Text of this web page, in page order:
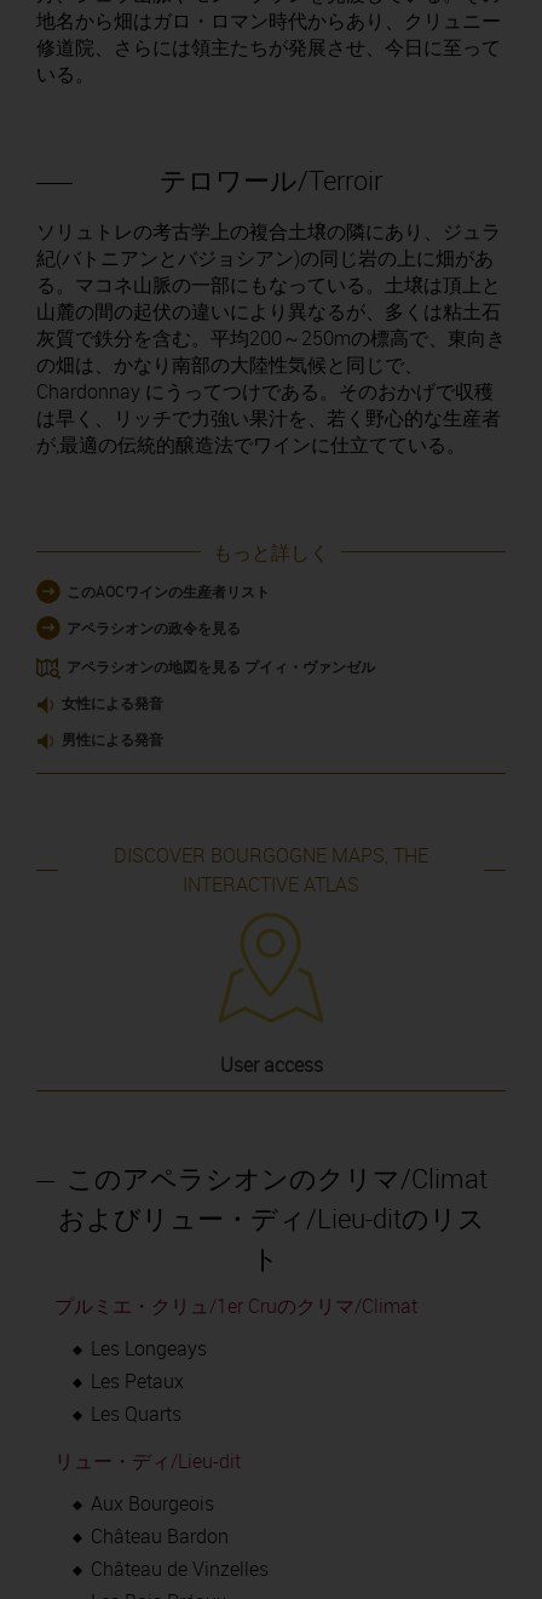
地名から畑はガロ・ロマン時代からあり、クリュニー
修道院、さらには領主たちが発展させ、今日に至って
いる。
テロワール/Terroir
ソリュトレの考古学上の複合土壌の隣にあり、ジュラ
紀(バトニアンとバジョシアン)の同じ岩の上に畑があ
る。マコネ山脈の一部にもなっている。土壌は頂上と
山麓の間の起伏の違いにより異なるが、多くは粘土石
灰質で鉄分を含む。平均200～250mの標高で、東向き
の畑は、かなり南部の大陸性気候と同じで、
Chardonnay にうってつけである。そのおかげで収穫
は早く、リッチで力強い果汁を、若く野心的な生産者
が,最適の伝統的醸造法でワインに仕立てている。
もっと詳しく
このAOCワインの生産者リスト
アペラシオンの政令を見る
アペラシオンの地図を見る プイィ・ヴァンゼル
女性による発音
男性による発音
DISCOVER BOURGOGNE MAPS, THE
INTERACTIVE ATLAS
User access
このアペラシオンのクリマ/Climat
およびリュー・ディ/Lieu-ditのリス
ト
プルミエ・クリュ/1er Cruのクリマ/Climat
Les Longeays
Les Petaux
Les Quarts
リュー・ディ/Lieu-dit
Aux Bourgeois
Château Bardon
Château de Vinzelles